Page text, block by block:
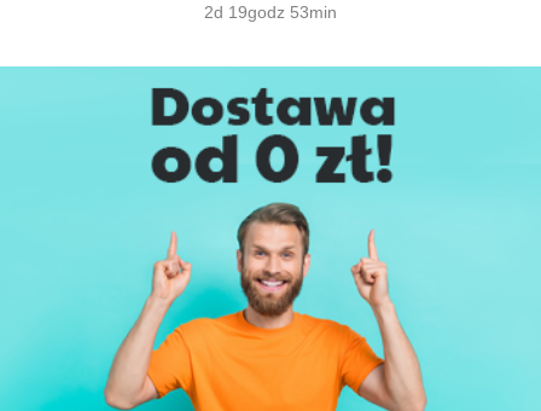
2d 19godz 53min